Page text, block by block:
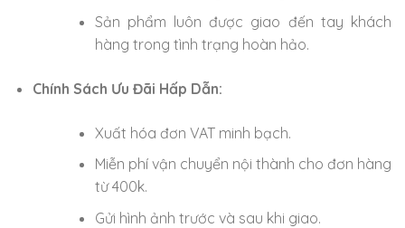
Sản phẩm luôn được giao đến tay khách
hàng trong tình trạng hoàn hảo.
Chính Sách Ưu Đãi Hấp Dẫn:
Xuất hóa đơn VAT minh bạch.
Miễn phí vận chuyển nội thành cho đơn hàng
từ 400k.
Gửi hình ảnh trước và sau khi giao.